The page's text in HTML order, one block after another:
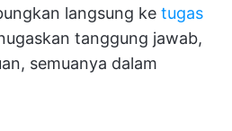
langsung ke tugas
tanggung jawab,
semuanya dalam